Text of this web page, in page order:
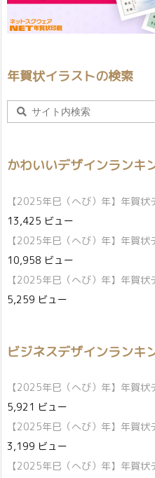
年賀状イラストの検索
かわいいデザインランキ
【2025年巳（へび）年】年賀状
13,425 ビュー
【2025年巳（へび）年】年賀状
10,958 ビュー
【2025年巳（へび）年】年賀状
5,259 ビュー
ビジネスデザインランキ
【2025年巳（へび）年】年賀状
5,921 ビュー
【2025年巳（へび）年】年賀
3,199 ビュー
【2025年巳（へび）年】年賀状